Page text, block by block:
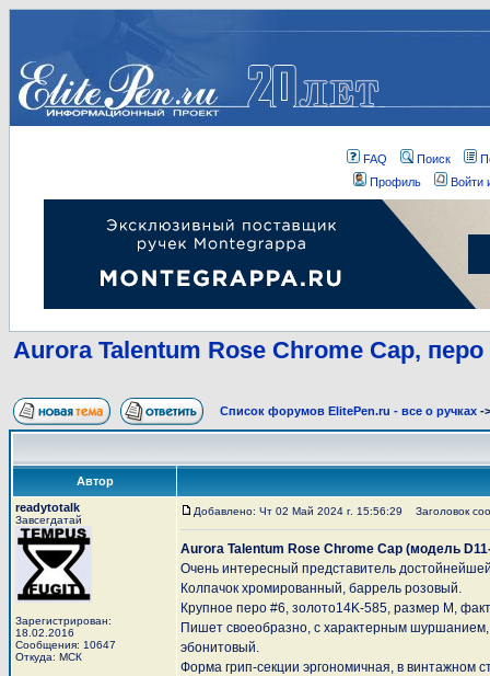
FAQ Поиск
Профиль
Войти
Aurora Talentum Rose Chrome Cap, перо
Список форумов ElitePen.ru - все о ручках -
Автор
readytotalk
Завсегдатай
Зарегистрирован:
18.02.2016
Сообщения: 10647
Откуда: МСК
Добавлено: Чт 02 Май 2024 г. 15:56:29 Заголовок
Aurora Talentum Rose Chrome Cap (модель
Очень интересный представитель
Колпачок хромированный, баррель розовый.
Крупное перо #6, золото14K-585, размер M,
Пишет своеобразно, с характерным
эбонитовый.
Форма грип-секции эргономичная, в винтажном